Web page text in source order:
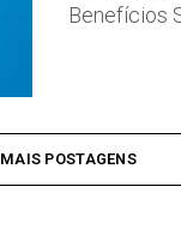
Benefícios
MAIS POSTAGENS